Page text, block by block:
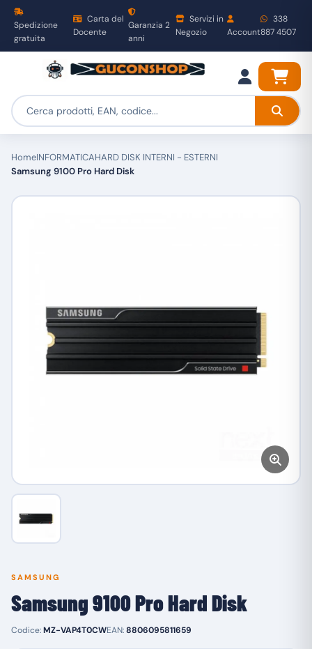
Spedizione
gratuita
Carta del
Docente
Garanzia 2
anni
Servizi in
Negozio
Account
338
887 4507
HomeINFORMATICAHARD DISK INTERNI - ESTERNI
Samsung 9100 Pro Hard Disk
SAMSUNG
Samsung 9100 Pro Hard Disk
Codice:MZ-VAP4T0CWEAN:8806095811659